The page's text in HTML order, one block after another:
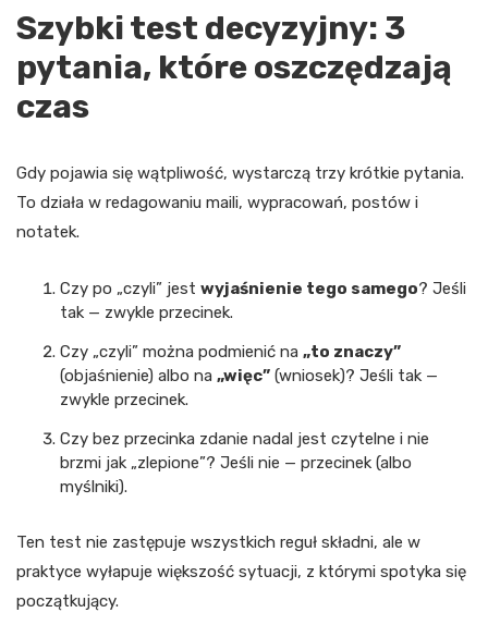
Szybki test decyzyjny: 3
pytania, które oszczędzają
czas
Gdy pojawia się wątpliwość, wystarczą trzy krótkie pytania.
To działa w redagowaniu maili, wypracowań, postów i
notatek.
Czy po „czyli” jest wyjaśnienie tego samego? Jeśli
tak — zwykle przecinek.
Czy „czyli” można podmienić na „to znaczy”
(objaśnienie) albo na „więc” (wniosek)? Jeśli tak —
zwykle przecinek.
Czy bez przecinka zdanie nadal jest czytelne i nie
brzmi jak „zlepione”? Jeśli nie — przecinek (albo
myślniki).
Ten test nie zastępuje wszystkich reguł składni, ale w
praktyce wyłapuje większość sytuacji, z którymi spotyka się
początkujący.